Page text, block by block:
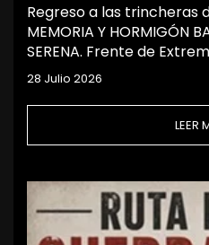
Regreso a las trincheras
MEMORIA Y HORMIGÓN
SERENA. Frente de
28 Julio 2026
LEER